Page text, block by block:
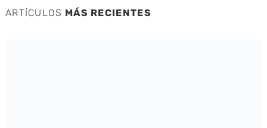
ARTÍCULOS MÁS RECIENTES